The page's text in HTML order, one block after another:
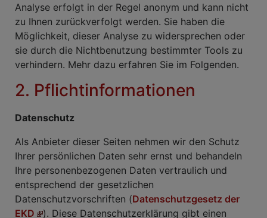
Analyse erfolgt in der Regel anonym und kann nicht
zu Ihnen zurückverfolgt werden. Sie haben die
Möglichkeit, dieser Analyse zu widersprechen oder
sie durch die Nichtbenutzung bestimmter Tools zu
verhindern. Mehr dazu erfahren Sie im Folgenden.
2. Pflichtinformationen
Datenschutz
Als Anbieter dieser Seiten nehmen wir den Schutz
Ihrer persönlichen Daten sehr ernst und behandeln
Ihre personenbezogenen Daten vertraulich und
entsprechend der gesetzlichen
Datenschutzvorschriften (Datenschutzgesetz der
EKD
). Diese Datenschutzerklärung gibt einen